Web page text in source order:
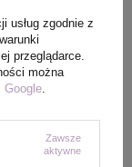
cm
usług zgodnie z
przeglądarce.
można
Google
Zawsze
aktywne